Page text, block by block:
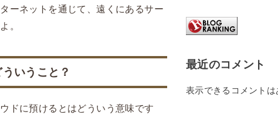
ーネットを通じて、遠くにあるサー
。
いうこと？
ドに預けるとはどういう意味です
最近のコメント
表示できるコメントは